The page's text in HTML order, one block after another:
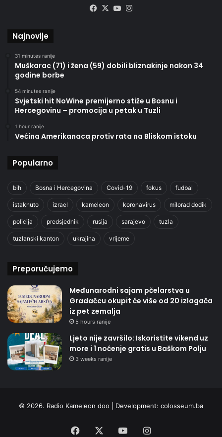
Facebook
X YouTube
Najnovije
31 minutes ranije
Muškarac (71) i žena (59) dobili bliznakinje nakon 34
godine borbe
54 minutes ranije
Svjetski hit NoWine premijerno stiže u Bosnu i
Hercegovinu – promocija u petak u Tuzli
1 hour ranije
Većina Amerikanaca protiv rata na Bliskom istoku
Popularno
bih Bosna i Hercegovina Covid-19 fokus fudbal
istaknuto izrael kameleon koronavirus milorad dodik
policija predsjednik rusija sarajevo tuzla
tuzlanski kanton ukrajina vrijeme
Preporučujemo
Međunarodni sajam pčelarstva u
Gradačcu okupit će više od 20 izlagača
iz pet zemalja
5 hours ranije
Ljeto nije završilo: Iskoristite vikend uz
more i 1 noćenje gratis u Baškom Polju
3 weeks ranije
© 2026. Radio Kameleon doo | Development: colosseum.ba
Facebook YouTubeInstagram